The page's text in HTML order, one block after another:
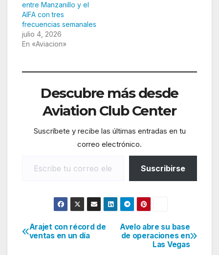
entre Manzanillo y el
AIFA con tres
frecuencias semanales
julio 4, 2026
En «Aviacion»
Descubre más desde
Aviation Club Center
Suscríbete y recibe las últimas entradas en tu
correo electrónico.
Suscribirse
Navegación
Avelo abre su base
de operaciones en
Las Vegas
Arajet con récord de
ventas en un día